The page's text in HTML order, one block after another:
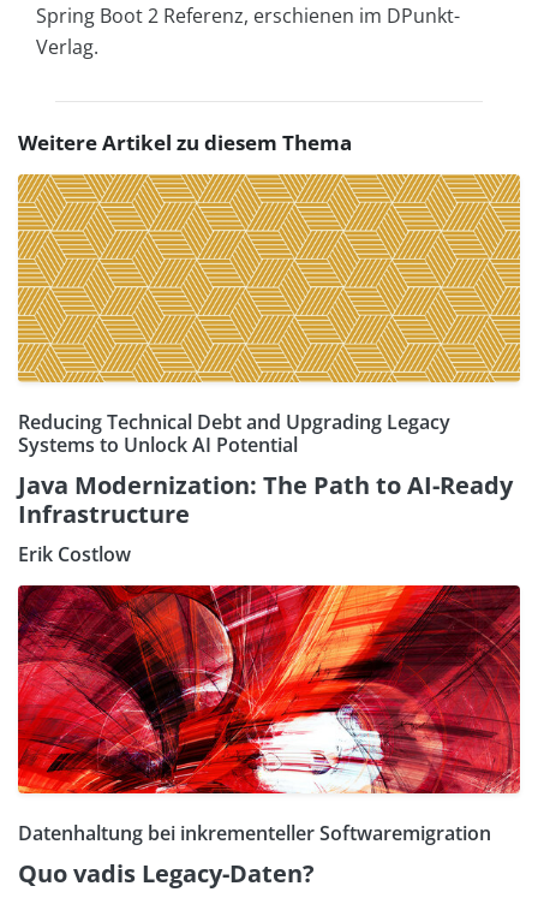
Spring Boot 2 Referenz, erschienen im DPunkt-
Verlag.
Weitere Artikel zu diesem Thema
Reducing Technical Debt and Upgrading Legacy
Systems to Unlock AI Potential
Java Modernization: The Path to AI-Ready
Infrastructure
Erik Costlow
Datenhaltung bei inkrementeller Softwaremigration
Quo vadis Legacy-Daten?